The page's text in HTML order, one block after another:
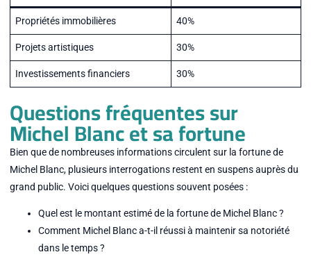
Propriétés immobilières 40%
Projets artistiques 30%
Investissements financiers 30%
Questions fréquentes sur
Michel Blanc et sa fortune
Bien que de nombreuses informations circulent sur la fortune de
Michel Blanc, plusieurs interrogations restent en suspens auprès du
grand public. Voici quelques questions souvent posées :
Quel est le montant estimé de la fortune de Michel Blanc ?
Comment Michel Blanc a-t-il réussi à maintenir sa notoriété
dans le temps ?